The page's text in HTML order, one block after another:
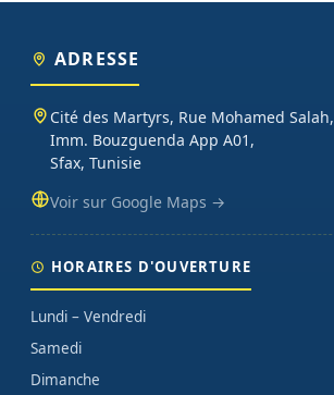
ADRESSE
Cité des Martyrs, Rue Mohamed Salah,
Imm. Bouzguenda App A01,
Sfax, Tunisie
Voir sur Google Maps →
HORAIRES D'OUVERTURE
Lundi – Vendredi
Samedi
Dimanche